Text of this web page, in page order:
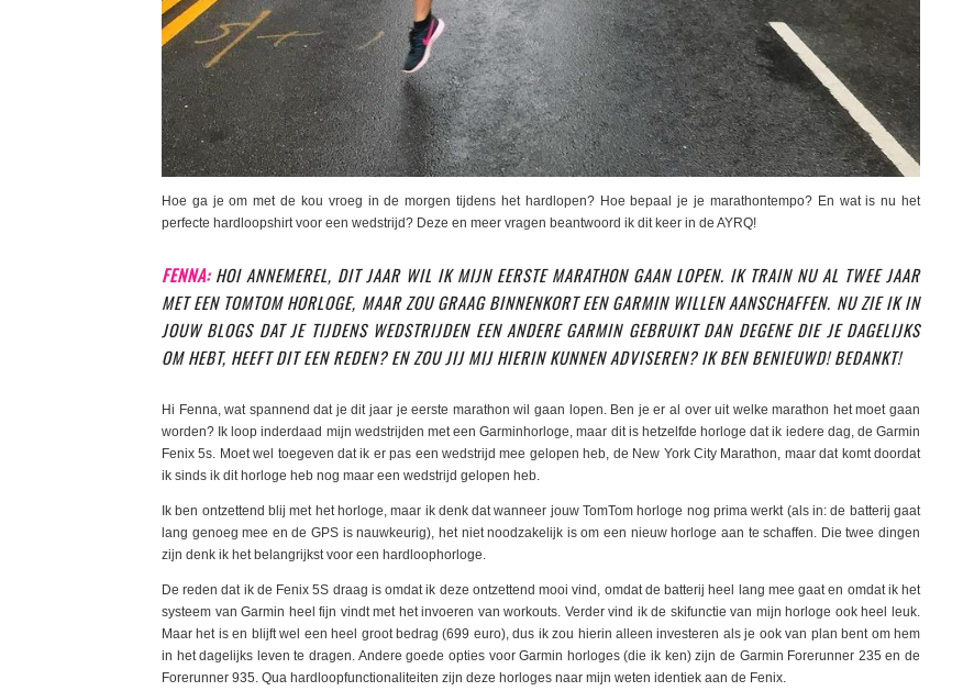
Hoe ga je om met de kou vroeg in de morgen tijdens het hardlopen? Hoe bepaal je je marathontempo? En wat is nu het
perfecte hardloopshirt voor een wedstrijd? Deze en meer vragen beantwoord ik dit keer in de AYRQ!
FENNA:HOI ANNEMEREL, DIT JAAR WIL IK MIJN EERSTE MARATHON GAAN LOPEN. IK TRAIN NU AL TWEE JAAR
MET EEN TOMTOM HORLOGE, MAAR ZOU GRAAG BINNENKORT EEN GARMIN WILLEN AANSCHAFFEN. NU ZIE IK IN
JOUW BLOGS DAT JE TIJDENS WEDSTRIJDEN EEN ANDERE GARMIN GEBRUIKT DAN DEGENE DIE JE DAGELIJKS
OM HEBT, HEEFT DIT EEN REDEN? EN ZOU JIJ MIJ HIERIN KUNNEN ADVISEREN? IK BEN BENIEUWD! BEDANKT!
Hi Fenna, wat spannend dat je dit jaar je eerste marathon wil gaan lopen. Ben je er al over uit welke marathon het moet gaan
worden? Ik loop inderdaad mijn wedstrijden met een Garminhorloge, maar dit is hetzelfde horloge dat ik iedere dag, de Garmin
Fenix 5s. Moet wel toegeven dat ik er pas een wedstrijd mee gelopen heb, de New York City Marathon, maar dat komt doordat
ik sinds ik dit horloge heb nog maar een wedstrijd gelopen heb.
Ik ben ontzettend blij met het horloge, maar ik denk dat wanneer jouw TomTom horloge nog prima werkt (als in: de batterij gaat
lang genoeg mee en de GPS is nauwkeurig), het niet noodzakelijk is om een nieuw horloge aan te schaffen. Die twee dingen
zijn denk ik het belangrijkst voor een hardloophorloge.
De reden dat ik de Fenix 5S draag is omdat ik deze ontzettend mooi vind, omdat de batterij heel lang mee gaat en omdat ik het
systeem van Garmin heel fijn vindt met het invoeren van workouts. Verder vind ik de skifunctie van mijn horloge ook heel leuk.
Maar het is en blijft wel een heel groot bedrag (699 euro), dus ik zou hierin alleen investeren als je ook van plan bent om hem
in het dagelijks leven te dragen. Andere goede opties voor Garmin horloges (die ik ken) zijn de Garmin Forerunner 235 en de
Forerunner 935. Qua hardloopfunctionaliteiten zijn deze horloges naar mijn weten identiek aan de Fenix.